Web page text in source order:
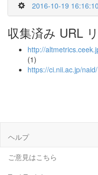
2016-10-19 16:16:10
収集済み URL
http://
(1)
https://ci.nii.ac.jp/
ヘルプ
ご意見はこちら